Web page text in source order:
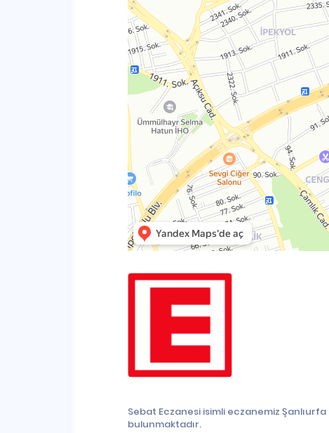
Sebat Eczanesi isimli eczanemiz
bulunmaktadır.